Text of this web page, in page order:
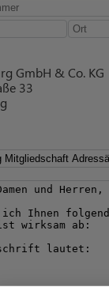
GmbH & Co. KG
33